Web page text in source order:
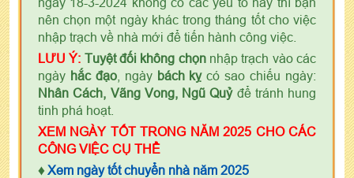
nên chọn một ngày khác trong tháng tốt cho việc
nhập trạch về nhà mới để tiến hành công việc.
LƯU Ý: Tuyệt đối không chọnnhập trạch vào các
ngày hắc đạo, ngày bách kỵcó sao chiếu ngày:
Nhân Cách, Vãng Vong, Ngũ Quỷđể tránh hung
tinh phá hoạt.
XEM NGÀY TỐT TRONG NĂM 2025 CHO CÁC
CÔNG VIỆC CỤ THỂ
♦ Xem ngày tốt chuyển nhà năm 2025